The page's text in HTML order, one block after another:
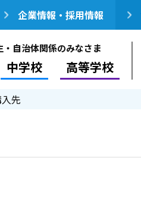
企業情報・採用情報
・自治体関係のみなさま
中学校 高等学校
先